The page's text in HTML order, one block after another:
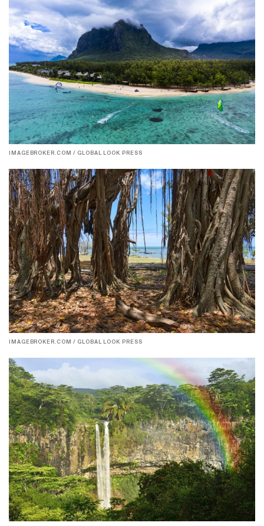
IMAGEBROKER.COM / GLOBAL LOOK PRESS
IMAGEBROKER.COM / GLOBAL LOOK PRESS